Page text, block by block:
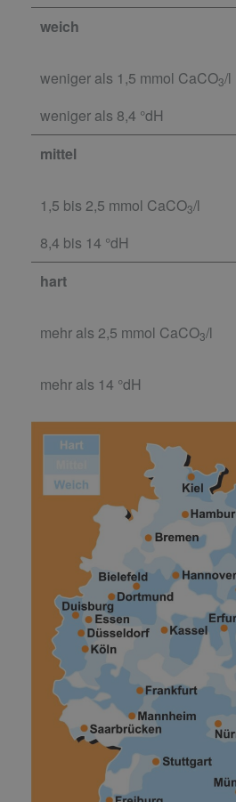
weich
weniger als 1,5 mmol CaCO3/l
weniger als 8,4 °dH
mittel
1,5 bis 2,5 mmol CaCO3/l
8,4 bis 14 °dH
hart
mehr als 2,5 mmol CaCO3/l
mehr als 14 °dH